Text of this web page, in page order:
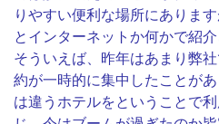
りやすい便利な場所にありま
とインターネットか何かで紹
そういえば、昨年はあまり弊
約が一時的に集中したことが
は違うホテルをということで